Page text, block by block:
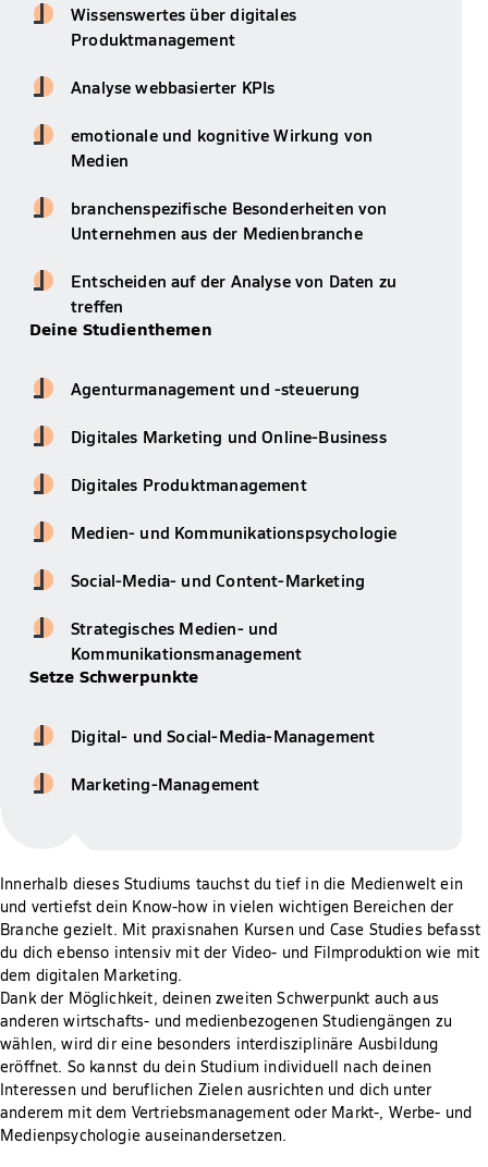
Wissenswertes über digitales
Produktmanagement
Analyse webbasierter KPIs
emotionale und kognitive Wirkung von
Medien
branchenspezifische Besonderheiten von
Unternehmen aus der Medienbranche
Entscheiden auf der Analyse von Daten zu
treffen
Deine Studienthemen
Agenturmanagement und -steuerung
Digitales Marketing und Online-Business
Digitales Produktmanagement
Medien- und Kommunikationspsychologie
Social-Media- und Content-Marketing
Strategisches Medien- und
Kommunikationsmanagement
Setze Schwerpunkte
Digital- und Social-Media-Management
Marketing-Management
Innerhalb dieses Studiums tauchst du tief in die Medienwelt ein
und vertiefst dein Know-how in vielen wichtigen Bereichen der
Branche gezielt. Mit praxisnahen Kursen und Case Studies befasst
du dich ebenso intensiv mit der Video- und Filmproduktion wie mit
dem digitalen Marketing.
Dank der Möglichkeit, deinen zweiten Schwerpunkt auch aus
anderen wirtschafts- und medienbezogenen Studiengängen zu
wählen, wird dir eine besonders interdisziplinäre Ausbildung
eröffnet. So kannst du dein Studium individuell nach deinen
Interessen und beruflichen Zielen ausrichten und dich unter
anderem mit dem Vertriebsmanagement oder Markt-, Werbe- und
Medienpsychologie auseinandersetzen.